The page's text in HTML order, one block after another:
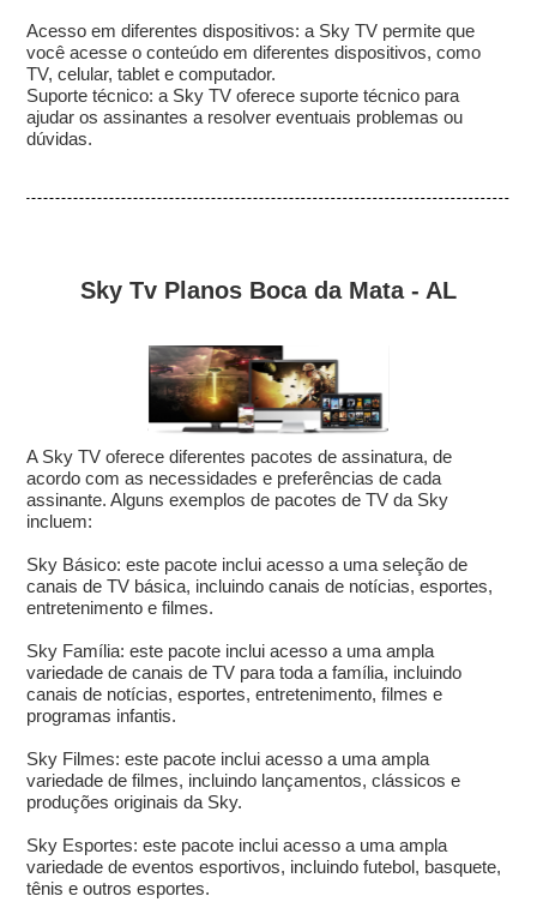
Acesso em diferentes dispositivos: a Sky TV permite que
você acesse o conteúdo em diferentes dispositivos, como
TV, celular, tablet e computador.
Suporte técnico: a Sky TV oferece suporte técnico para
ajudar os assinantes a resolver eventuais problemas ou
dúvidas.
Sky Tv Planos Boca da Mata - AL
A Sky TV oferece diferentes pacotes de assinatura, de
acordo com as necessidades e preferências de cada
assinante. Alguns exemplos de pacotes de TV da Sky
incluem:
Sky Básico: este pacote inclui acesso a uma seleção de
canais de TV básica, incluindo canais de notícias, esportes,
entretenimento e filmes.
Sky Família: este pacote inclui acesso a uma ampla
variedade de canais de TV para toda a família, incluindo
canais de notícias, esportes, entretenimento, filmes e
programas infantis.
Sky Filmes: este pacote inclui acesso a uma ampla
variedade de filmes, incluindo lançamentos, clássicos e
produções originais da Sky.
Sky Esportes: este pacote inclui acesso a uma ampla
variedade de eventos esportivos, incluindo futebol, basquete,
tênis e outros esportes.